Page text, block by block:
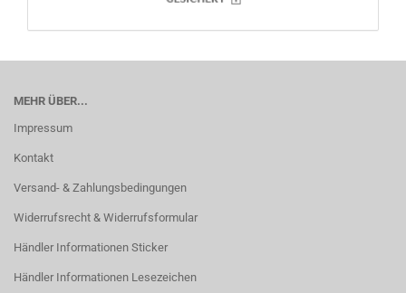
MEHR ÜBER...
Impressum
Kontakt
Versand- & Zahlungsbedingungen
Widerrufsrecht & Widerrufsformular
Händler Informationen Sticker
Händler Informationen Lesezeichen